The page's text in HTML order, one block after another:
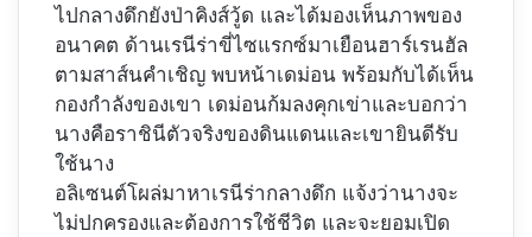
ไปกลางดึกยังป่าคิงส์วู้ด และได้มองเห็นภาพของ
อนาคต ด้านเรนีร่าขี่ไซแรกซ์มาเยือนฮาร์เรนฮัล
ตามสาส์นคำเชิญ พบหน้าเดม่อน พร้อมกับได้เห็น
กองกำลังของเขา เดม่อนก้มลงคุกเข่าและบอกว่า
นางคือราชินีตัวจริงของดินแดนและเขายินดีรับ
ใช้นาง
อลิเซนต์โผล่มาหาเรนีร่ากลางดึก แจ้งว่านางจะ
ไม่ปกครองและต้องการใช้ชีวิต และจะยอมเปิด